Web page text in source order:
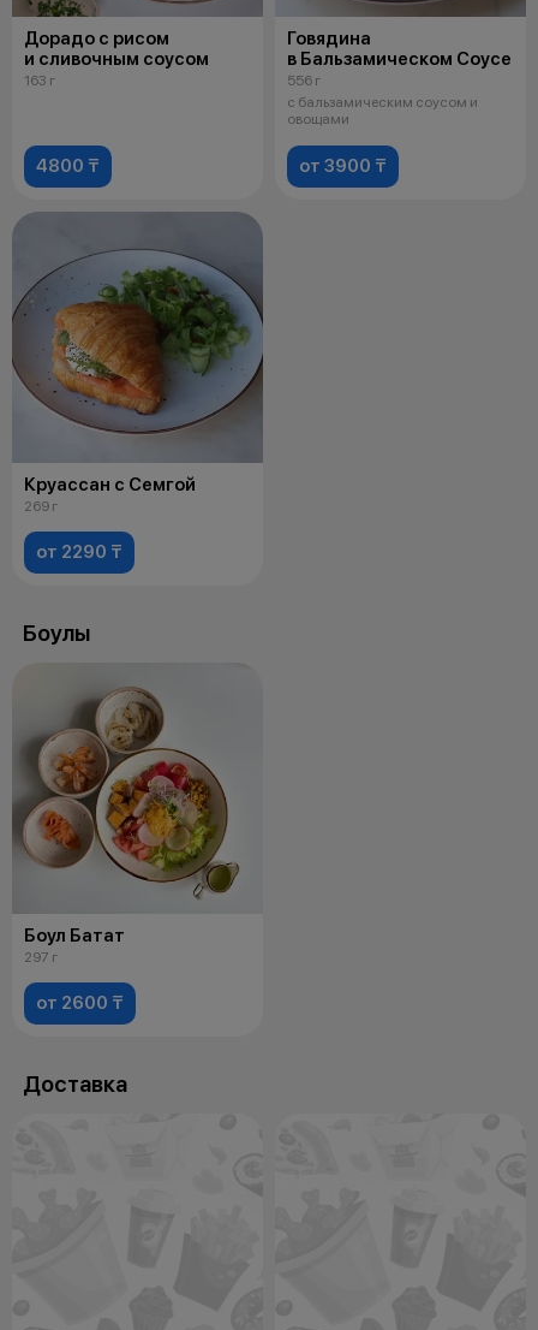
Дорадо с рисом
и сливочным соусом
163 г
4800 ₸
Говядина
в Бальзамическом Соусе
556 г
с бальзамическим соусом и
овощами
от 3900 ₸
Круассан с Семгой
269 г
от 2290 ₸
Боулы
Боул Батат
297 г
от 2600 ₸
Доставка